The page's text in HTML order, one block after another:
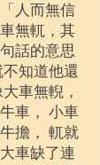
人而無信
無軏，其
話的意思
知道他還
車無輗，
車， 小車
擔， 軏就
車缺了連